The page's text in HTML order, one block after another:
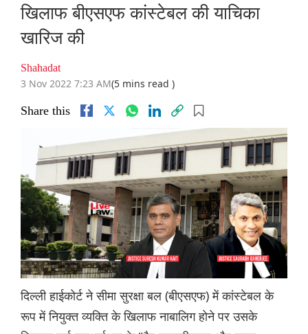
खिलाफ बीएसएफ कांस्टेबल की याचिका
खारिज की
Shahadat
3 Nov 2022 7:23 AM(5 mins read )
Share this
दिल्ली हाईकोर्ट ने सीमा सुरक्षा बल (बीएसएफ) में कांस्टेबल के
रूप में नियुक्त व्यक्ति के खिलाफ नाबालिग होने पर उसके